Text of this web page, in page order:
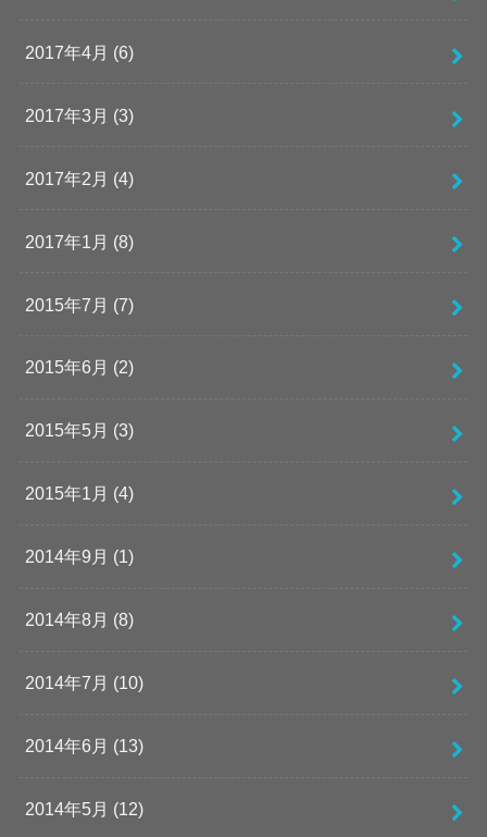
2017年4月 (6)
2017年3月 (3)
2017年2月 (4)
2017年1月 (8)
2015年7月 (7)
2015年6月 (2)
2015年5月 (3)
2015年1月 (4)
2014年9月 (1)
2014年8月 (8)
2014年7月 (10)
2014年6月 (13)
2014年5月 (12)